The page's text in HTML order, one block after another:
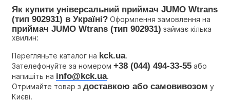
Як купити універсальний приймач JUMO Wtrans
(тип 902931) в Україні?
приймач JUMO Wtrans (тип 902931) займає кілька
хвилин:
Перегляньте каталог на kck.ua.
Зателефонуйте за номером +38 (044) 494-33-55 або
напишіть на info@kck.ua.
Отримайте товар з доставкою або самовивозом у
Києві.